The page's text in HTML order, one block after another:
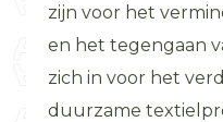
zijn voor het
en het tegengaan
zich in voor het
duurzame